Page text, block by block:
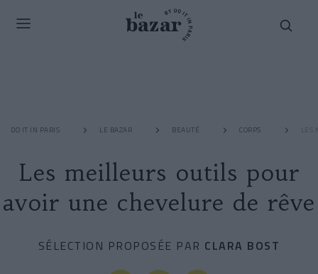
DO IT IN PARIS LE BAZAR BEAUTÉ CORPS
Les meilleurs outils pour
avoir une chevelure de rêve
SÉLECTION PROPOSÉE PAR CLARA BOST